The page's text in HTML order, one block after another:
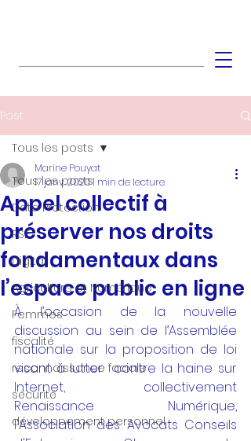
Post
Tous les posts
Data Protection
RSE
Digital
Agriculture et Numérique
Femmes
fiscalité
reconnaissance faciale
sécurité
développement personnel
Tous les posts
Appel collectif à
préserver nos droits
fondamentaux dans
l’espace public en ligne
Marine Pouyat
17 janv. 20201 min de lecture
À l’occasion de la nouvelle
discussion au sein de l’Assemblée
nationale sur la proposition de loi
visant à lutter  contre la haine sur
Internet, collectivement
Renaissance Numérique,
l'Association des Avocats Conseils